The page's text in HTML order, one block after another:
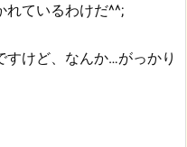
れているわけだ^^;
けど、なんか…がっかり